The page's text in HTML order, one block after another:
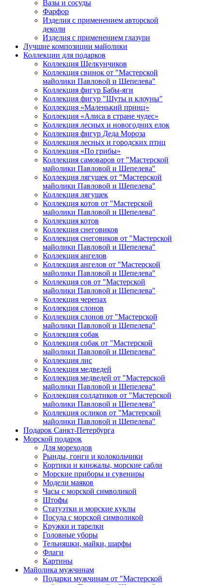
Вазы и сосуды
Фарфор
Изделия с применением авторской
деколи
Изделия с применением глазури
Лучшие композиции майолики
Коллекции для подарков
Коллекция Щелкунчиков
Коллекция свинок от "Мастерской
майолики Павловой и Шепелева"
Коллекция фигур Бабы-яги
Коллекция фигур "Шуты и клоуны"
Коллекция «Маленький принц»
Коллекция «Алиса в стране чудес»
Коллекция лесных и новогодних елок
Коллекция фигур Деда Мороза
Коллекция лесных и городских птиц
Коллекция «По грибы»
Коллекция самоваров от "Мастерской
майолики Павловой и Шепелева"
Коллекция лягушек от "Мастерской
майолики Павловой и Шепелева"
Коллекция лягушек
Коллекция котов от "Мастерской
майолики Павловой и Шепелева"
Коллекция котов
Коллекция снеговиков
Коллекция снеговиков от "Мастерской
майолики Павловой и Шепелева"
Коллекция ангелов
Коллекция ангелов от "Мастерской
майолики Павловой и Шепелева"
Коллекция сов от "Мастерской
майолики Павловой и Шепелева"
Коллекция черепах
Коллекция слонов
Коллекция слонов от "Мастерской
майолики Павловой и Шепелева"
Коллекция собак
Коллекция собак от "Мастерской
майолики Павловой и Шепелева"
Коллекция лис
Коллекция медведей
Коллекция медведей от "Мастерской
майолики Павловой и Шепелева"
Коллекция солдатиков от "Мастерской
майолики Павловой и Шепелева"
Коллекция осликов от "Мастерской
майолики Павловой и Шепелева"
Подарок Санкт-Петербурга
Морской подарок
Для мореходов
Рынды, гонги и колокольчики
Кортики и кинжалы, морские сабли
Морские приборы и сувениры
Модели маяков
Часы с морской символикой
Штофы
Статуэтки и морские куклы
Посуда с морской символикой
Кружки и тарелки
Головные уборы
Тельняшки, майки, шарфы
Флаги
Картины
Майолика мужчинам
Подарки мужчинам от "Мастерской